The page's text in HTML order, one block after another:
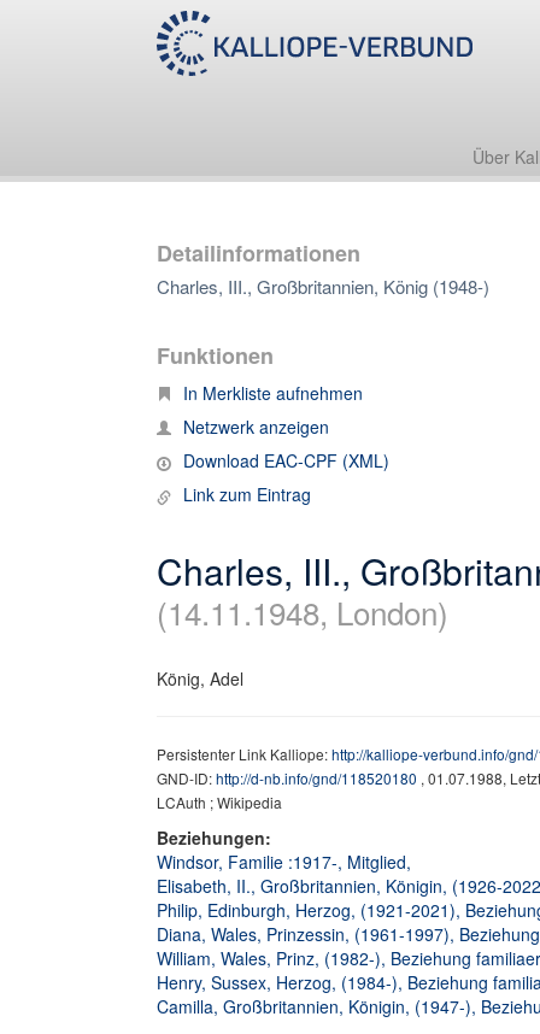
Über
Detailinformationen
Charles, III., Großbritannien, König (1948-)
Funktionen
In Merkliste aufnehmen
Netzwerk anzeigen
Download EAC-CPF (XML)
Link zum Eintrag
Charles, III.,
(14.11.1948, London)
König, Adel
Persistenter Link Kalliope:http://kalliope-verbund.info/
GND-ID:http://d-nb.info/gnd/118520180 , 01.07.1988,
LCAuth ; Wikipedia
Beziehungen:
Windsor, Familie :1917-, Mitglied,
Elisabeth, II., Großbritannien, Königin, (1926-
Philip, Edinburgh, Herzog, (1921-2021),
Diana, Wales, Prinzessin, (1961-1997),
William, Wales, Prinz, (1982-), Beziehung
Henry, Sussex, Herzog, (1984-), Beziehung
Camilla, Großbritannien, Königin, (1947-),